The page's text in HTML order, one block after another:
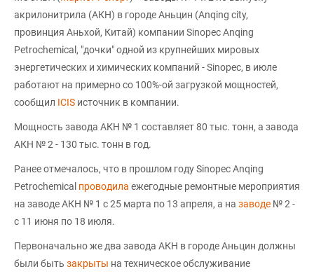
акрилонитрила (АКН) в городе Аньцин (Anqing city,
провинция Аньхой, Китай) компании Sinopec Anqing
Petrochemical, "дочки" одной из крупнейших мировых
энергетических и химических компаний - Sinopec, в июле
работают на примерно со 100%-ой загрузкой мощностей,
сообщил ICIS источник в компании.
Мощность завода АКН № 1 составляет 80 тыс. тонн, а завода
АКН № 2 - 130 тыс. тонн в год.
Ранее отмечалось, что в прошлом году Sinopec Anqing
Petrochemical проводила ежегодные ремонтные мероприятия
на заводе АКН № 1 с 25 марта по 13 апреля, а на заводе № 2 -
с 11 июня по 18 июля.
Первоначально же два завода АКН в городе Аньцин должны
были быть закрыты на техническое обслуживание